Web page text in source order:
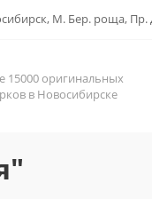
М. Бер. роща, Пр.
15000 оригинальных
в Новосибирске